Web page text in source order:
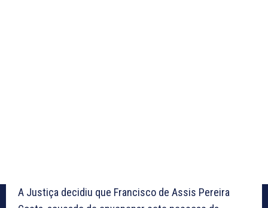
A Justiça decidiu que Francisco de Assis Pereira